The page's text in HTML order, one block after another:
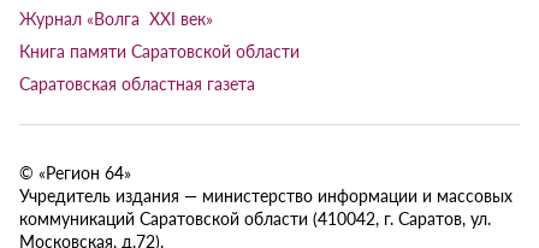
Журнал «Волга XXI век»
Книга памяти Саратовской области
Саратовская областная газета
© «Регион 64»
Учредитель издания — министерство информации и массовых
коммуникаций Саратовской области (410042, г. Саратов, ул.
Московская, д.72).